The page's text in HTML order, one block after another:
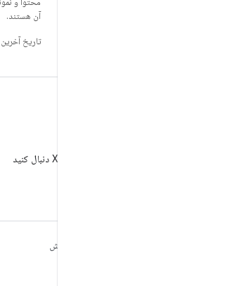
آن هستند.
تاریخ آخرین به‌روزرسانی
کاوش